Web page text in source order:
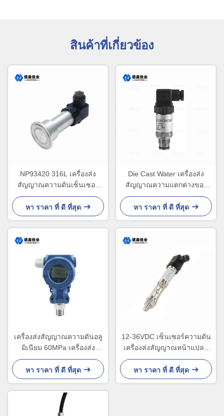
สินค้าที่เกี่ยวข้อง
NP93420 316L เครื่องส่ง
สัญญาณความดันเซ็นเซอร์
IP65 เครื่องส่งสัญญาณความ
ดันก๊าซเหลว
หา ราคา ที่ ดี ที่สุด
Die Cast Water เครื่องส่ง
สัญญาณความแตกต่างของ
ความดัน 24VDC ความไวสูง
หา ราคา ที่ ดี ที่สุด
เครื่องส่งสัญญาณความดันอลู
มิเนียม 60MPa เครื่องส่ง
สัญญาณความดันของเหลว
หา ราคา ที่ ดี ที่สุด
12-36VDC เซ็นเซอร์ความดัน
เครื่องส่งสัญญาณหน้าแปลน
เกลียวเซ็นเซอร์ความดัน
อุณหภูมิสูง
หา ราคา ที่ ดี ที่สุด